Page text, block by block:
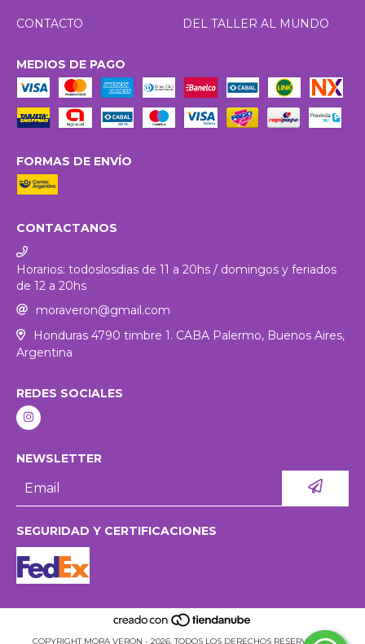
CONTACTO DEL TALLER AL MUNDO
MEDIOS DE PAGO
FORMAS DE ENVÍO
CONTACTANOS
Horarios: todoslosdias de 11 a 20hs / domingos y feriados
de 12 a 20hs
moraveron@gmail.com
Honduras 4790 timbre 1. CABA Palermo, Buenos Aires,
Argentina
REDES SOCIALES
NEWSLETTER
SEGURIDAD Y CERTIFICACIONES
COPYRIGHT MORA VERON - 2026. TODOS LOS DERECHOS RESERVADOS.